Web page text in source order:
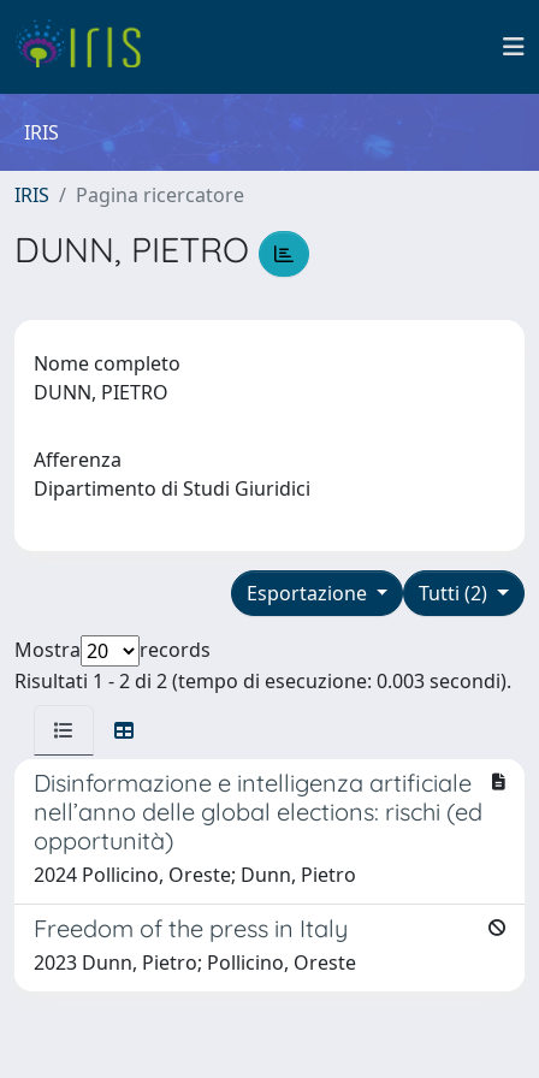
IRIS
IRIS Pagina ricercatore
DUNN, PIETRO
Nome completo
DUNN, PIETRO
Afferenza
Dipartimento di Studi Giuridici
Tutti (2)
Esportazione
Mostra
records
Risultati 1 - 2 di 2 (tempo di esecuzione: 0.003 secondi).
Disinformazione e intelligenza artificiale
nell’anno delle global elections: rischi (ed
opportunità)
2024 Pollicino, Oreste; Dunn, Pietro
Freedom of the press in Italy
2023 Dunn, Pietro; Pollicino, Oreste